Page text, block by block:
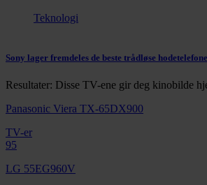
Teknologi
Sony lager fremdeles de beste trådløse
Resultater: Disse TV-ene gir deg kinobilde
Panasonic Viera TX-65DX900
TV-er
95
LG 55EG960V